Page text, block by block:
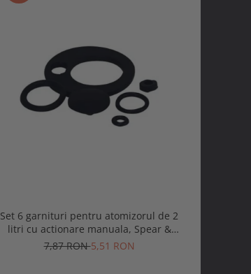
Set 6 garnituri pentru atomizorul de 2
litri cu actionare manuala, Spear &
Jackson
7,87 RON5,51 RON